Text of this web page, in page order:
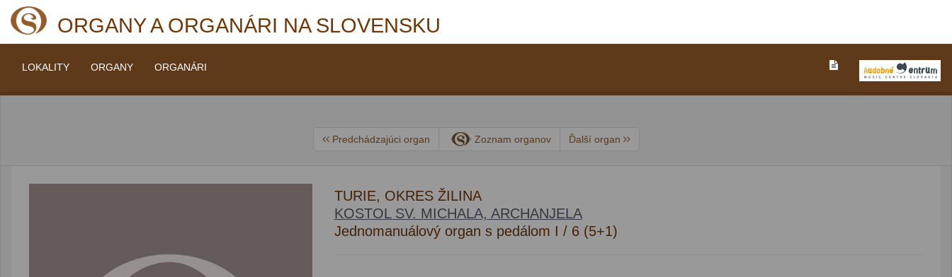
ORGANY A ORGANÁRI NA SLOVENSKU
LOKALITY ORGANY ORGANÁRI
Predchádzajúci organ Zoznam organov Ďalší organ
TURIE, OKRES ŽILINA
KOSTOL SV. MICHALA, ARCHANJELA
Jednomanuálový organ s pedálom I / 6 (5+1)